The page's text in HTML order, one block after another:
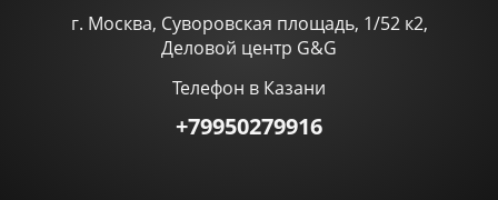
г. Москва, Суворовская площадь, 1/52 к2,
Деловой центр G&G
Телефон в Казани
+79950279916